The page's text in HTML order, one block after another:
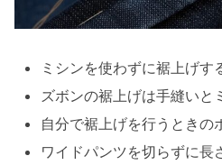
ミシンを使わずに裾上げす
ズボンの裾上げは手縫いと
自分で裾上げを行うときの
ワイドパンツを切らずに長